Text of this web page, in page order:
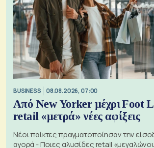
BUSINESS 08.08.2026, 07:00
Από New Yorker μέχρι Foot
retail «μετρά» νέες αφίξεις
Νέοι παίκτες πραγματοποίησαν την
αγορά - Ποιες αλυσίδες retail